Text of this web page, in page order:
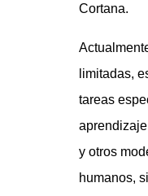
Cortana.
limitadas,
tareas
y otros
humanos,